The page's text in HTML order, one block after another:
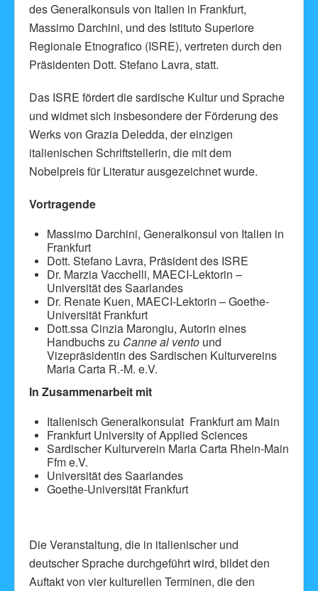
des Generalkonsuls von Italien in Frankfurt,
Massimo Darchini, und des Istituto Superiore
Regionale Etnografico (ISRE), vertreten durch den
Präsidenten Dott. Stefano Lavra, statt.
Das ISRE fördert die sardische Kultur und Sprache
und widmet sich insbesondere der Förderung des
Werks von Grazia Deledda, der einzigen
italienischen Schriftstellerin, die mit dem
Nobelpreis für Literatur ausgezeichnet wurde.
Vortragende
Massimo Darchini, Generalkonsul von Italien in
Frankfurt
Dott. Stefano Lavra, Präsident des ISRE
Dr. Marzia Vacchelli, MAECI-Lektorin –
Universität des Saarlandes
Dr. Renate Kuen, MAECI-Lektorin – Goethe-
Universität Frankfurt
Dott.ssa Cinzia Marongiu, Autorin eines
Handbuchs zu Canne al vento und
Vizepräsidentin des Sardischen Kulturvereins
Maria Carta R.-M. e.V.
In Zusammenarbeit mit
Italienisch Generalkonsulat Frankfurt am Main
Frankfurt University of Applied Sciences
Sardischer Kulturverein Maria Carta Rhein-Main
Ffm e.V.
Universität des Saarlandes
Goethe-Universität Frankfurt
Die Veranstaltung, die in italienischer und
deutscher Sprache durchgeführt wird, bildet den
Auftakt von vier kulturellen Terminen, die den